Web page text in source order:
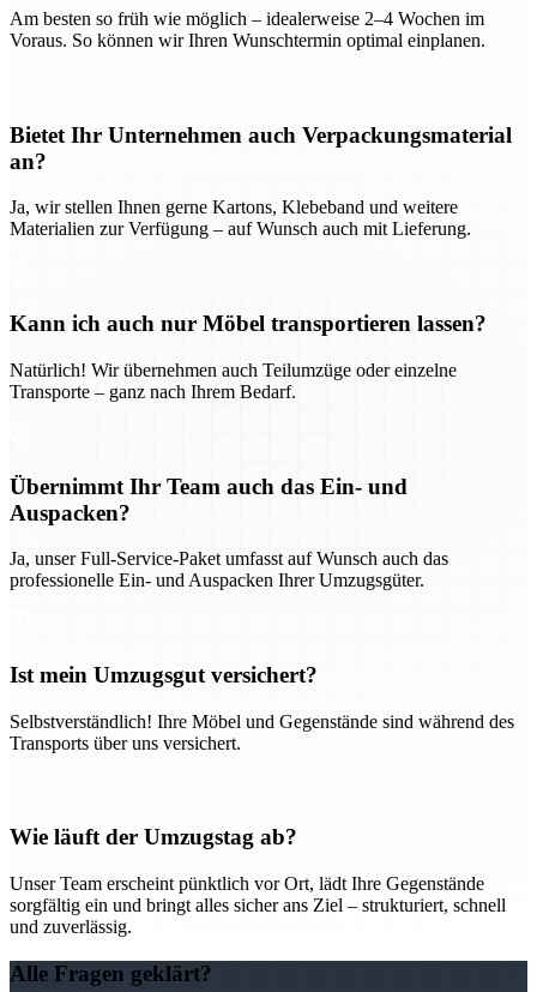
Am besten so früh wie möglich – idealerweise 2–4 Wochen im
Voraus. So können wir Ihren Wunschtermin optimal einplanen.
Bietet Ihr Unternehmen auch Verpackungsmaterial
an?
Ja, wir stellen Ihnen gerne Kartons, Klebeband und weitere
Materialien zur Verfügung – auf Wunsch auch mit Lieferung.
Kann ich auch nur Möbel transportieren lassen?
Natürlich! Wir übernehmen auch Teilumzüge oder einzelne
Transporte – ganz nach Ihrem Bedarf.
Übernimmt Ihr Team auch das Ein- und
Auspacken?
Ja, unser Full-Service-Paket umfasst auf Wunsch auch das
professionelle Ein- und Auspacken Ihrer Umzugsgüter.
Ist mein Umzugsgut versichert?
Selbstverständlich! Ihre Möbel und Gegenstände sind während des
Transports über uns versichert.
Wie läuft der Umzugstag ab?
Unser Team erscheint pünktlich vor Ort, lädt Ihre Gegenstände
sorgfältig ein und bringt alles sicher ans Ziel – strukturiert, schnell
und zuverlässig.
Alle Fragen geklärt?